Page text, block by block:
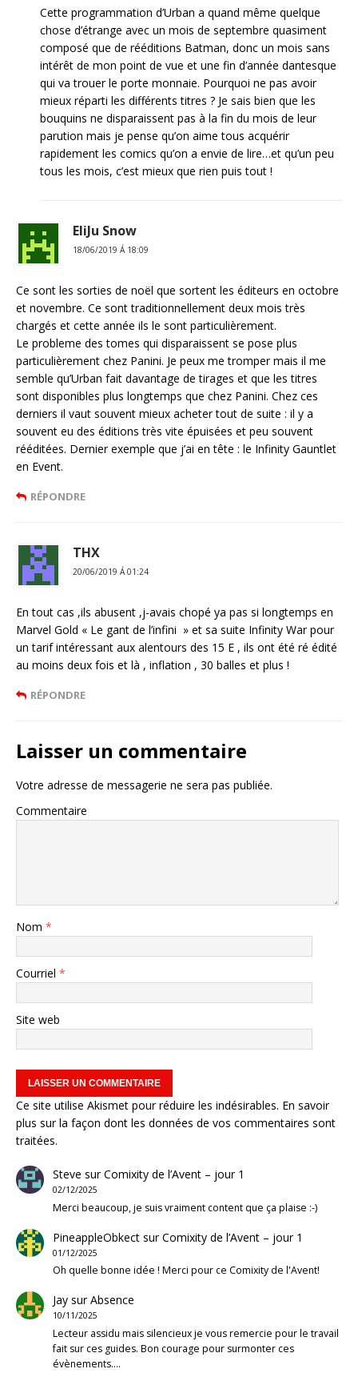
Cette programmation d’Urban a quand même quelque
chose d’étrange avec un mois de septembre quasiment
composé que de rééditions Batman, donc un mois sans
intérêt de mon point de vue et une fin d’année dantesque
qui va trouer le porte monnaie. Pourquoi ne pas avoir
mieux réparti les différents titres ? Je sais bien que les
bouquins ne disparaissent pas à la fin du mois de leur
parution mais je pense qu’on aime tous acquérir
rapidement les comics qu’on a envie de lire…et qu’un peu
tous les mois, c’est mieux que rien puis tout !
EliJu Snow
18/06/2019 Á 18:09
Ce sont les sorties de noël que sortent les éditeurs en octobre
et novembre. Ce sont traditionnellement deux mois très
chargés et cette année ils le sont particulièrement.
Le probleme des tomes qui disparaissent se pose plus
particulièrement chez Panini. Je peux me tromper mais il me
semble qu’Urban fait davantage de tirages et que les titres
sont disponibles plus longtemps que chez Panini. Chez ces
derniers il vaut souvent mieux acheter tout de suite : il y a
souvent eu des éditions très vite épuisées et peu souvent
rééditées. Dernier exemple que j’ai en tête : le Infinity Gauntlet
en Event.
RÉPONDRE
THX
20/06/2019 Á 01:24
En tout cas ,ils abusent ,j-avais chopé ya pas si longtemps en
Marvel Gold « Le gant de l’infini » et sa suite Infinity War pour
un tarif intéressant aux alentours des 15 E , ils ont été ré édité
au moins deux fois et là , inflation , 30 balles et plus !
RÉPONDRE
Laisser un commentaire
Votre adresse de messagerie ne sera pas publiée.
Commentaire
Nom *
Courriel *
Site web
Ce site utilise Akismet pour réduire les indésirables. En savoir
plus sur la façon dont les données de vos commentaires sont
traitées.
Steve surComixity de l’Avent – jour 1
02/12/2025
Merci beaucoup, je suis vraiment content que ça plaise :-)
PineappleObkectsurComixity de l’Avent – jour 1
01/12/2025
Oh quelle bonne idée ! Merci pour ce Comixity de l'Avent!
JaysurAbsence
10/11/2025
Lecteur assidu mais silencieux je vous remercie pour le travail
fait sur ces guides. Bon courage pour surmonter ces
évènements.…